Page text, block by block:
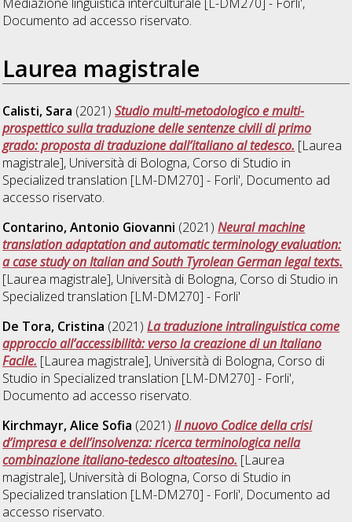
Documento ad accesso riservato.
Laurea magistrale
Calisti, Sara (2021)Studio multi-metodologico e multi-
prospettico sulla traduzione delle sentenze civili di primo
grado: proposta di traduzione dall’italiano al tedesco. [Laurea
magistrale], Università di Bologna, Corso di Studio in
Specialized translation [LM-DM270] - Forli', Documento ad
accesso riservato.
Contarino, Antonio Giovanni (2021)Neural machine
translation adaptation and automatic terminology evaluation:
a case study on Italian and South Tyrolean German legal texts.
[Laurea magistrale], Università di Bologna, Corso di Studio in
Specialized translation [LM-DM270] - Forli'
De Tora, Cristina (2021)La traduzione intralinguistica come
approccio all’accessibilità: verso la creazione di un Italiano
Facile. [Laurea magistrale], Università di Bologna, Corso di
Studio in Specialized translation [LM-DM270] - Forli',
Documento ad accesso riservato.
Kirchmayr, Alice Sofia (2021)Il nuovo Codice della crisi
d’impresa e dell’insolvenza: ricerca terminologica nella
combinazione italiano-tedesco altoatesino. [Laurea
magistrale], Università di Bologna, Corso di Studio in
Specialized translation [LM-DM270] - Forli', Documento ad
accesso riservato.